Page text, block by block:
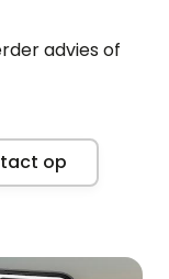
advies of
op